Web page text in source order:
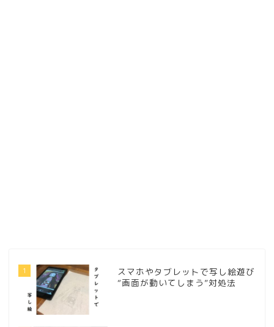
1
スマホやタブレットで写し絵遊び
“画面が動いてしまう”対処法